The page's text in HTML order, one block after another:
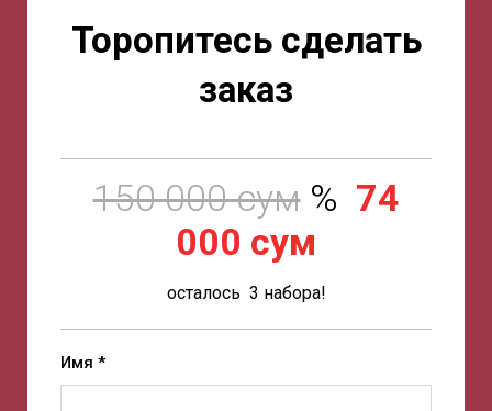
Торопитесь сделать
заказ
150 000 сум% 74
000 сум
осталось 3 набора!
Имя *